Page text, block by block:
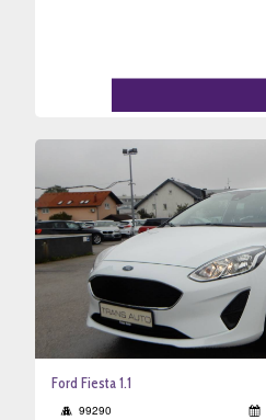
Ford Fiesta 1.1
99290